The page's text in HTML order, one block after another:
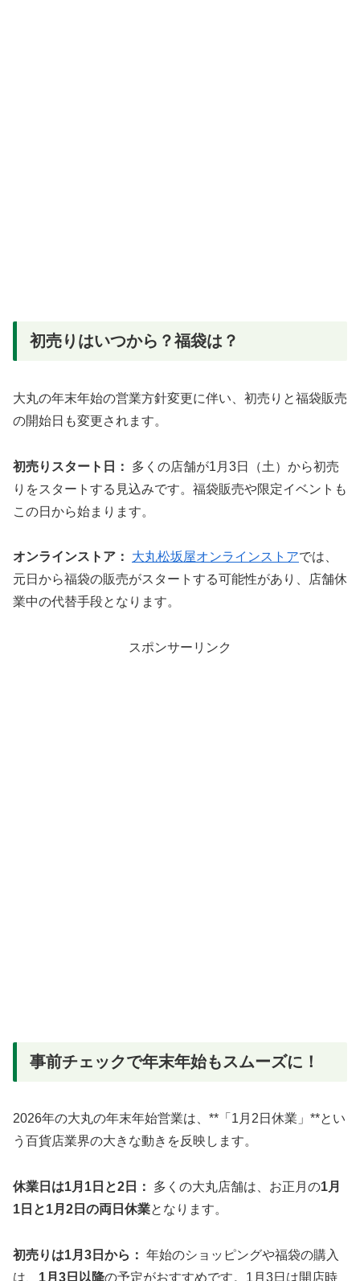
初売りはいつから？福袋は？
大丸の年末年始の営業方針変更に伴い、初売りと福袋販売
の開始日も変更されます。
初売りスタート日：
多くの店舗が1月3日（土）から初売
りをスタートする見込みです。福袋販売や限定イベントも
この日から始まります。
オンラインストア： 大丸松坂屋オンラインストアでは、
元日から福袋の販売がスタートする可能性があり、店舗休
業中の代替手段となります。
スポンサーリンク
事前チェックで年末年始もスムーズに！
2026年の大丸の年末年始営業は、**「1月2日休業」**とい
う百貨店業界の大きな動きを反映します。
休業日は1月1日と2日： 多くの大丸店舗は、お正月の1月
1日と1月2日の両日休業となります。
初売りは1月3日から： 年始のショッピングや福袋の購入
は、 1月3日以降の予定がおすすめです。1月3日は開店時